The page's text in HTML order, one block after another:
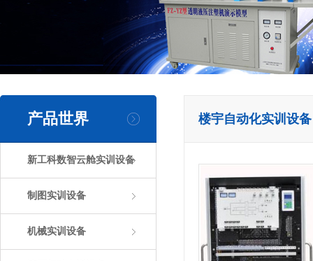
产品世界
新工科数智云舱实训设备
制图实训设备
机械实训设备
楼宇自动化实训设备